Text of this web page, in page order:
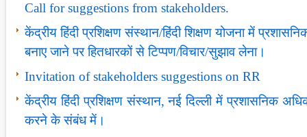
Call for suggestions from stakeholders.
केंद्रीय हिंदी प्रशिक्षण संस्‍थान/हिंदी शिक्षण योजना में
बनाए जाने पर हितधारकों से टिप्‍पण/विचार/सुझाव लेना।
Invitation of stakeholders suggestions on RR
केंद्रीय हिंदी प्रशिक्षण संस्‍थान, नई दिल्ली में प्रशासनिक
करने के संबंध में।